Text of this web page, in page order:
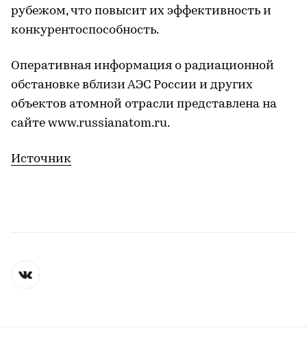
рубежом, что повысит их эффективность и
конкурентоспособность.
Оперативная информация о радиационной
обстановке вблизи АЭС России и других
объектов атомной отрасли представлена на
сайте www.russianatom.ru.
Источник